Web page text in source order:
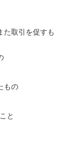
た取引を促すも
もの
と